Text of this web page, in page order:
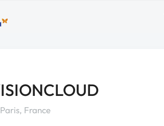
Paris, France